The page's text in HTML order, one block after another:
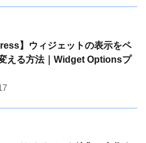
】ウィジェットの表示をペ
える方法｜Widget Optionsプ